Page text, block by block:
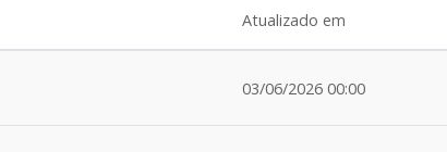
Atualizado em
03/06/2026 00:00